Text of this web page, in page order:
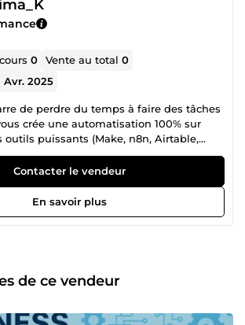
0 Vente au total0
Avr. 2025
de perdre du temps à faire des tâches
crée une automatisation 100% sur
outils puissants (Make, n8n, Airtable,
vers un tableau Airtable Envoyer
quand une tâche est ajoutée à
vos fichiers d’email vers Google Drive
Notion dès qu’un paiement est reçu
simple (1 déclencheur + 1 action)
+ test complet + tutoriel vidéo ou
🛠️ Compétences : Make / n8n/ Notion /
Contacter le vendeur
En savoir plus
de ce vendeur